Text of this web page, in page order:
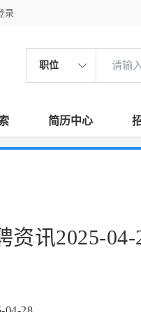
录
职位
简历中心
资讯2025-04-